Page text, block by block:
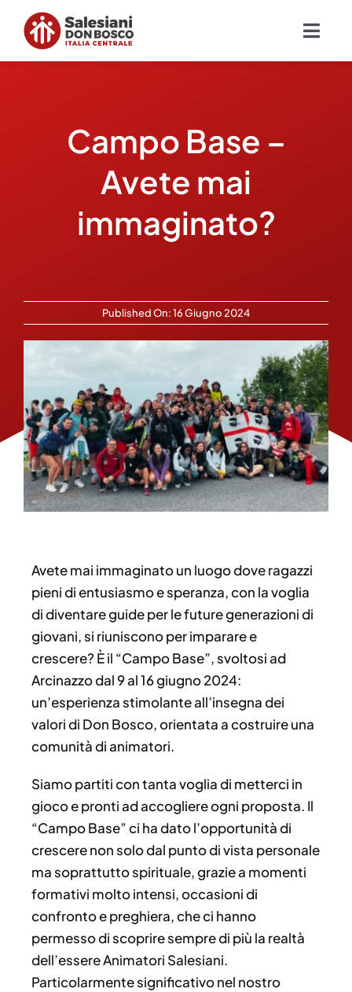
contenuto
Ambienti educativi e servizi
Contatti
Campo Base –
Avete mai
immaginato?
Published On: 16 Giugno 2024
Avete mai immaginato un luogo dove ragazzi
pieni di entusiasmo e speranza, con la voglia
di diventare guide per le future generazioni di
giovani, si riuniscono per imparare e
crescere? È il “Campo Base”, svoltosi ad
Arcinazzo dal 9 al 16 giugno 2024:
un’esperienza stimolante all’insegna dei
valori di Don Bosco, orientata a costruire una
comunità di animatori.
Siamo partiti con tanta voglia di metterci in
gioco e pronti ad accogliere ogni proposta. Il
“Campo Base” ci ha dato l’opportunità di
crescere non solo dal punto di vista personale
ma soprattutto spirituale, grazie a momenti
formativi molto intensi, occasioni di
confronto e preghiera, che ci hanno
permesso di scoprire sempre di più la realtà
dell’essere Animatori Salesiani.
Particolarmente significativo nel nostro